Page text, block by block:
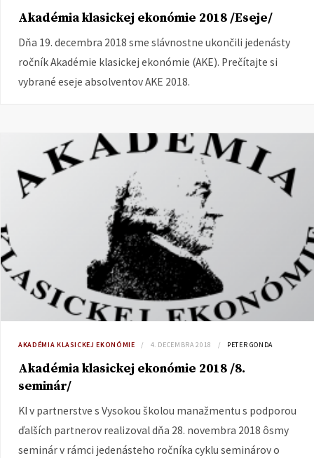
Akadémia klasickej ekonómie 2018 /Eseje/
Dňa 19. decembra 2018 sme slávnostne ukončili jedenásty
ročník Akadémie klasickej ekonómie (AKE). Prečítajte si
vybrané eseje absolventov AKE 2018.
AKADÉMIA KLASICKEJ EKONÓMIE 4. DECEMBRA 2018 PETER GONDA
Akadémia klasickej ekonómie 2018 /8.
seminár/
KI v partnerstve s Vysokou školou manažmentu s podporou
ďalších partnerov realizoval dňa 28. novembra 2018 ôsmy
seminár v rámci jedenásteho ročníka cyklu seminárov o